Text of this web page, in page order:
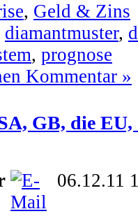
, Geld & Zins
diamantmuster,
, prognose
Kommentar »
GB, die
06.12.11